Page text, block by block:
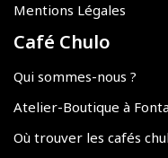
Mentions Légales
Café Chulo
Qui sommes-nous ?
Atelier-Boutique à
Où trouver les cafés